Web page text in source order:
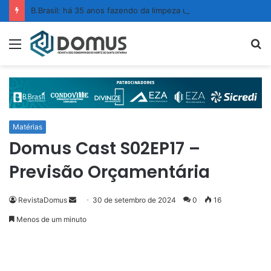
Menu
Matérias
Domus Cast S02EP17 –
Previsão Orçamentária
RevistaDomus 30 de setembro de 2024 0 16
Menos de um minuto